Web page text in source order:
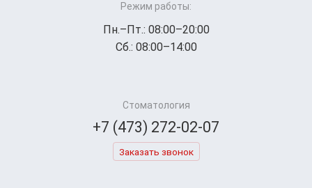
Режим работы:
Пн.–Пт.: 08:00–20:00
Сб.: 08:00–14:00
Стоматология
+7 (473) 272-02-07
Заказать звонок